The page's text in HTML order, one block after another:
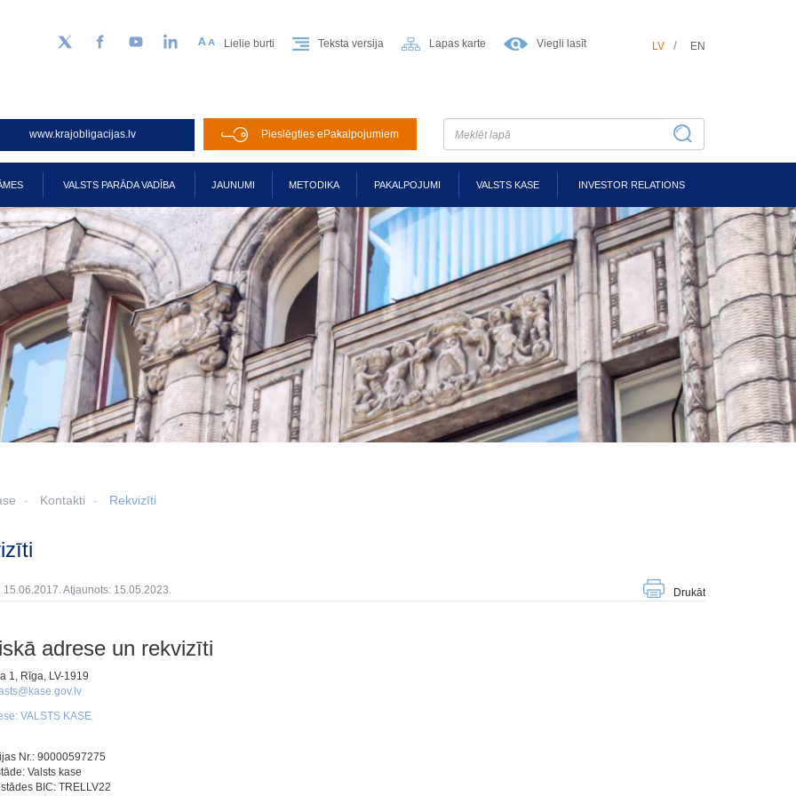
Sekojiet mums Twitter
FacebookYouTubeLinkedIn Lielie burti Teksta versija Lapas karte Viegli lasīt LV EN
www.krajobligacijas.lv Pieslēgties ePakalpojumiem
VALSTS PARĀDA VADĪBA JAUNUMI METODIKA PAKALPOJUMI VALSTS KASE INVESTOR RELATIONS
Kontakti Rekvizīti
15.06.2017. Atjaunots: 15.05.2023. Drukāt
adrese un rekvizīti
1, Rīga, LV-1919
VALSTS KASE
Nr.: 90000597275
Valsts kase
BIC: TRELLV22